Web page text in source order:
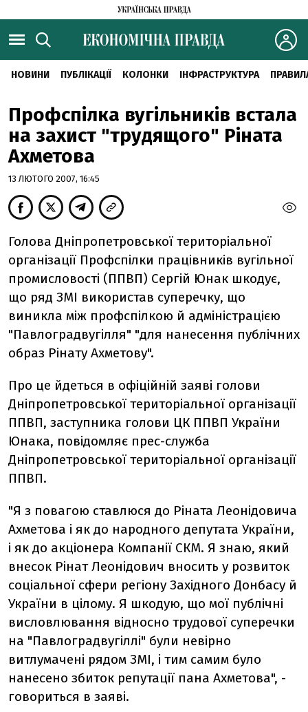
НОВИНИ ПУБЛІКАЦІЇ КОЛОНКИ ІНФРАСТРУКТУРА
Профспілка вугільників встала
на захист "трудящого" Ріната
Ахметова
13 ЛЮТОГО 2007, 16:45
Голова Дніпропетровської територіальної
організації Профспілки працівників вугільної
промисловості (ППВП) Сергій Юнак шкодує,
що ряд ЗМІ використав суперечку, що
виникла між профспілкою й адміністрацією
"Павлоградвугілля" "для нанесення публічних
образ Рінату Ахметову".
Про це йдеться в офіційній заяві голови
Дніпропетровської територіальної організації
ППВП, заступника голови ЦК ППВП України
Юнака, повідомляє прес-служба
Дніпропетровської територіальної організації
ППВП.
"Я з повагою ставлюся до Ріната Леонідовича
Ахметова і як до народного депутата України,
і як до акціонера Компанії СКМ. Я знаю, який
внесок Рінат Леонідович вносить у розвиток
соціальної сфери регіону Західного Донбасу й
України в цілому. Я шкодую, що мої публічні
висловлювання відносно трудової суперечки
на "Павлоградвугіллі" були невірно
витлумачені рядом ЗМІ, і тим самим було
нанесено збиток репутації пана Ахметова", -
говориться в заяві.